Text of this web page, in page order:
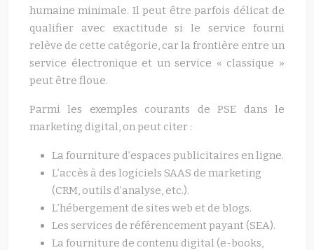
humaine minimale. Il peut être parfois délicat de
qualifier avec exactitude si le service fourni
relève de cette catégorie, car la frontière entre un
service électronique et un service « classique »
peut être floue.
Parmi les exemples courants de PSE dans le
marketing digital, on peut citer :
La fourniture d’espaces publicitaires en ligne.
L’accès à des logiciels SAAS de marketing
(CRM, outils d’analyse, etc.).
L’hébergement de sites web et de blogs.
Les services de référencement payant (SEA).
La fourniture de contenu digital (e-books,